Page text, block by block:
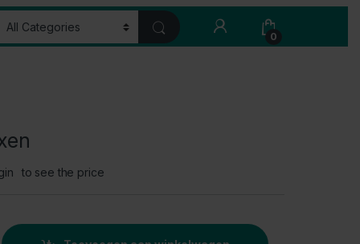
My Account
0
to see the price